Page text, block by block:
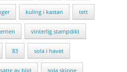
kuling i kastan tett
vinterlig stampdikt
83 sola i havet
av blid sola skinne